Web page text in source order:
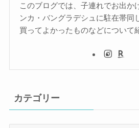
このブログでは、子連れでお出か
ンカ・バングラデシュに駐在帯同
買ってよかったものなどについて
カテゴリー